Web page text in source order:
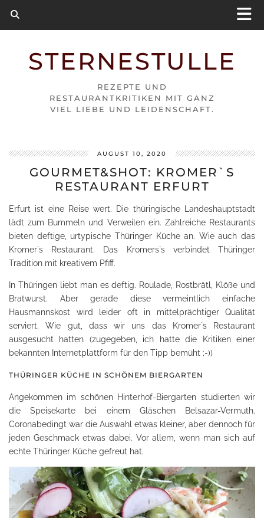
STERNESTULLE
REZEPTE UND
RESTAURANTKRITIKEN MIT GANZ
VIEL LIEBE UND LEIDENSCHAFT.
AUGUST 10, 2020
GOURMET&SHOT: KROMER`S
RESTAURANT ERFURT
Erfurt ist eine Reise wert. Die thüringische Landeshauptstadt
lädt zum Bummeln und Verweilen ein. Zahlreiche Restaurants
bieten deftige, urtypische Thüringer Küche an. Wie auch das
Kromer`s Restaurant. Das Kromers`s verbindet Thüringer
Tradition mit kreativem Pfiff.
In Thüringen liebt man es deftig. Roulade, Rostbrätl, Klöße und
Bratwurst. Aber gerade diese vermeintlich einfache
Hausmannskost wird leider oft in mittelprächtiger Qualität
serviert. Wie gut, dass wir uns das Kromer`s Restaurant
ausgesucht hatten (zugegeben, ich hatte die Kritiken einer
bekannten Internetplattform für den Tipp bemüht ;-))
THÜRINGER KÜCHE IN SCHÖNEM BIERGARTEN
Angekommen im schönen Hinterhof-Biergarten studierten wir
die Speisekarte bei einem Gläschen Belsazar-Vermuth.
Coronabedingt war die Auswahl etwas kleiner, aber dennoch für
jeden Geschmack etwas dabei. Vor allem, wenn man sich auf
echte Thüringer Küche gefreut hat.